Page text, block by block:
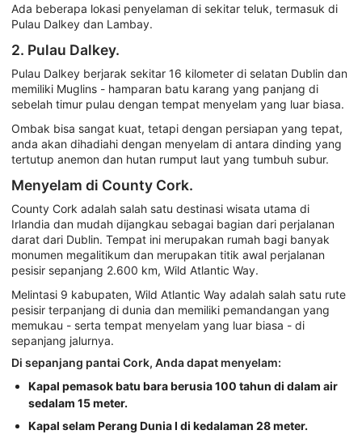
Ada beberapa lokasi penyelaman di sekitar teluk, termasuk di
Pulau Dalkey dan Lambay.
2. Pulau Dalkey.
Pulau Dalkey berjarak sekitar 16 kilometer di selatan Dublin dan
memiliki Muglins - hamparan batu karang yang panjang di
sebelah timur pulau dengan tempat menyelam yang luar biasa.
Ombak bisa sangat kuat, tetapi dengan persiapan yang tepat,
anda akan dihadiahi dengan menyelam di antara dinding yang
tertutup anemon dan hutan rumput laut yang tumbuh subur.
Menyelam di County Cork.
County Cork adalah salah satu destinasi wisata utama di
Irlandia dan mudah dijangkau sebagai bagian dari perjalanan
darat dari Dublin. Tempat ini merupakan rumah bagi banyak
monumen megalitikum dan merupakan titik awal perjalanan
pesisir sepanjang 2.600 km, Wild Atlantic Way.
Melintasi 9 kabupaten, Wild Atlantic Way adalah salah satu rute
pesisir terpanjang di dunia dan memiliki pemandangan yang
memukau - serta tempat menyelam yang luar biasa - di
sepanjang jalurnya.
Di sepanjang pantai Cork, Anda dapat menyelam:
Kapal pemasok batu bara berusia 100 tahun di dalam air
sedalam 15 meter.
Kapal selam Perang Dunia I di kedalaman 28 meter.